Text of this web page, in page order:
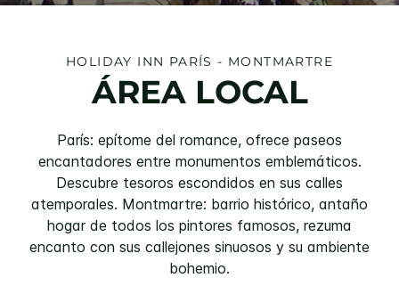
HOLIDAY INN PARÍS - MONTMARTRE
ÁREA LOCAL
París: epítome del romance, ofrece paseos
encantadores entre monumentos emblemáticos.
Descubre tesoros escondidos en sus calles
atemporales. Montmartre: barrio histórico, antaño
hogar de todos los pintores famosos, rezuma
encanto con sus callejones sinuosos y su ambiente
bohemio.